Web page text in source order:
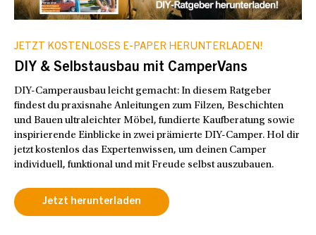
JETZT KOSTENLOSES E-PAPER HERUNTERLADEN!
DIY & Selbstausbau mit CamperVans
DIY-Camperausbau leicht gemacht: In diesem Ratgeber
findest du praxisnahe Anleitungen zum Filzen, Beschichten
und Bauen ultraleichter Möbel, fundierte Kaufberatung sowie
inspirierende Einblicke in zwei prämierte DIY-Camper. Hol dir
jetzt kostenlos das Expertenwissen, um deinen Camper
individuell, funktional und mit Freude selbst auszubauen.
Jetzt herunterladen